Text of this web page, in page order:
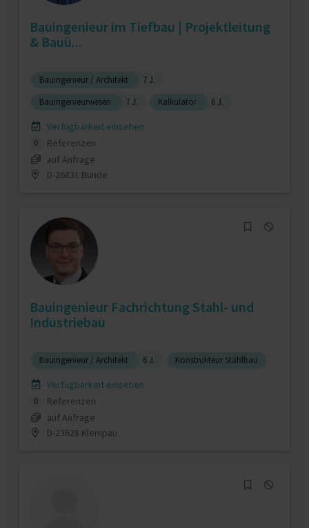
Bauingenieur im Tiefbau | Projektleitung
& Bauü...
Bauingenieur / Architekt
7 J.
Bauingenieurwesen
7 J. Kalkulator 6 J.
Verfügbarkeit einsehen
0
Referenzen
auf Anfrage
D-26831 Bunde
Bauingenieur Fachrichtung Stahl- und
Industriebau
Bauingenieur / Architekt 6 J. Konstrukteur Stahlbau
Verfügbarkeit einsehen
0
Referenzen
auf Anfrage
D-23628 Klempau